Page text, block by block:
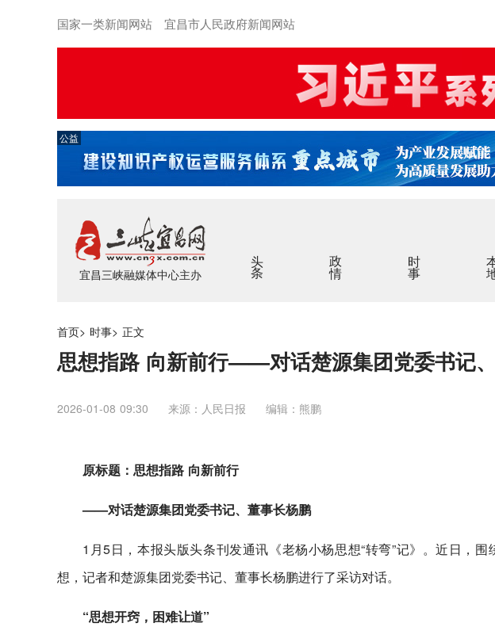
国家一类新闻网站 宜昌市人民政府新闻网站
公益
宜昌三峡融媒体中心主办
头条 政情 时事
首页> 时事> 正文
思想指路 向新前行——对话楚源集团党委书记
2026-01-08 09:30 来源：人民日报 编辑：熊鹏
原标题：思想指路 向新前行
——对话楚源集团党委书记、董事长杨鹏
1月5日，本报头版头条刊发通讯《老杨小杨思想“转弯”记》。近日，
想，记者和楚源集团党委书记、董事长杨鹏进行了采访对话。
“思想开窍，困难让道”